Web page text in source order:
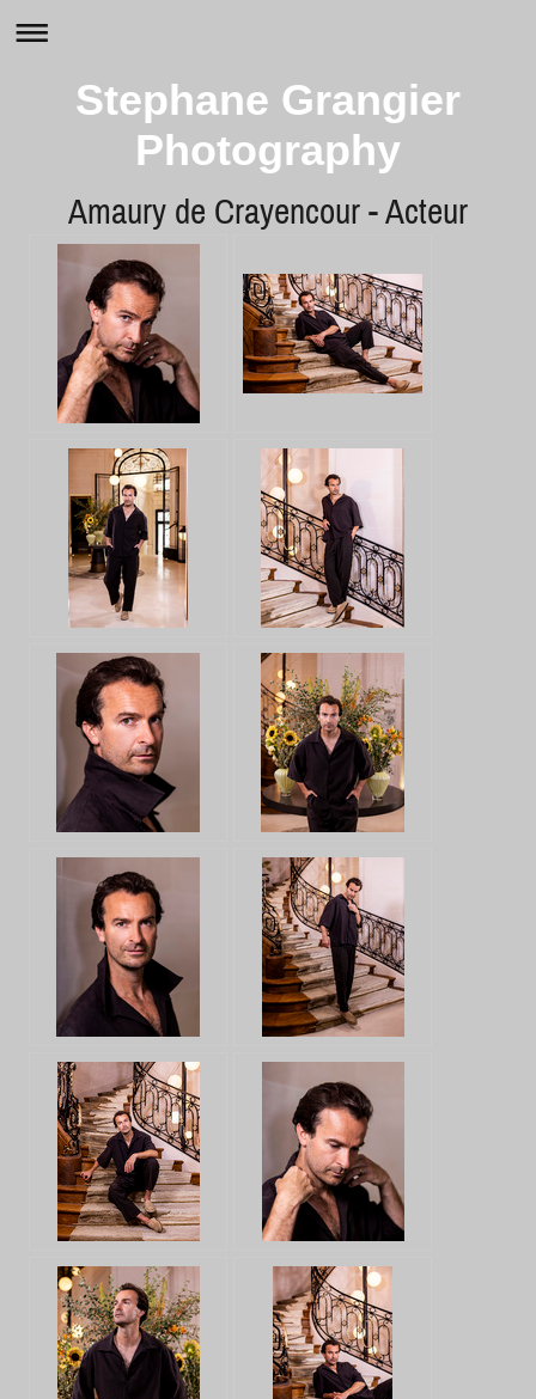
Stephane Grangier
Photography
Amaury de Crayencour - Acteur